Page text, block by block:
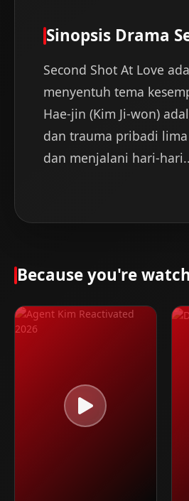
Sinopsis Drama
Second Shot At Love
menyentuh tema
Hae-jin (Kim Ji-won)
dan trauma pribadi
dan menjalani hari-
Because you're